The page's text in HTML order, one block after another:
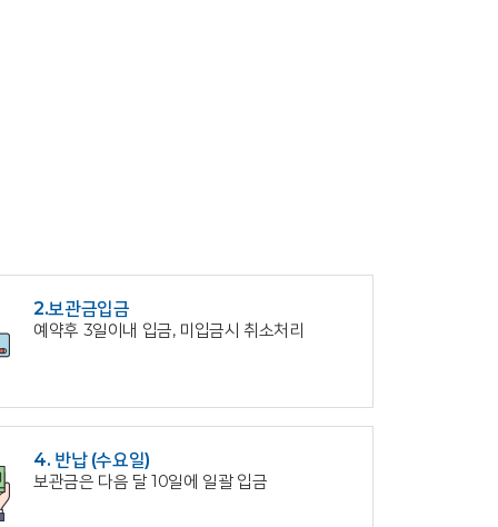
2.보관금입금
예약후 3일이내 입금, 미입금시 취소처리
4. 반납 (수요일)
보관금은 다음 달 10일에 일괄 입금